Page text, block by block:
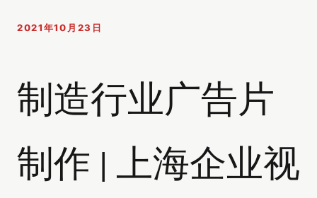
2021年10月23日
制造行业广告片
制作 | 上海企业视